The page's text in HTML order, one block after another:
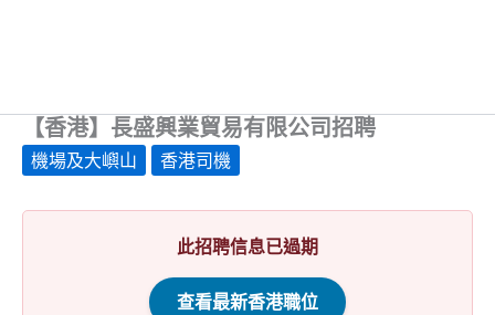
【香港】長盛興業貿易有限公司招聘
機場及大嶼山 香港司機
此招聘信息已過期
查看最新香港職位